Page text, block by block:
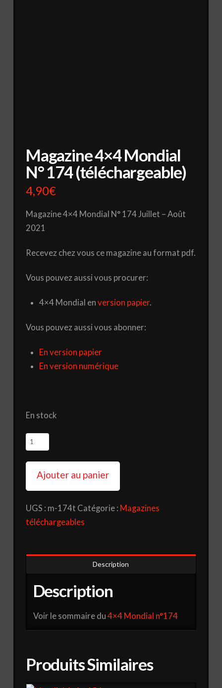
Magazine 4×4 Mondial
N° 174 (téléchargeable)
4,90€
Magazine 4×4 Mondial N° 174 Juillet – Août
2021
Recevez chez vous ce magazine au format pdf.
Vous pouvez aussi vous procurer:
4×4 Mondial enversion papier.
Vous pouvez aussi vous abonner:
En version papier
En version numérique
En stock
quantité
de
4x4
N°
174
Ajouter au panier
UGS : m-174t Catégorie : Magazines
téléchargeables
Description
Description
Voir le sommaire du 4×4 Mondial n°174
Produits Similaires